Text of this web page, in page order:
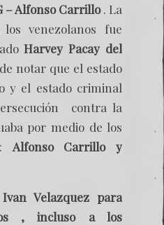
– Alfonso Carrillo. La
venezolanos fue
Harvey Pacay del
notar que el estado
y el estado criminal
contra la
por medio de los
Alfonso Carrillo y
Velazquez para
, incluso a los